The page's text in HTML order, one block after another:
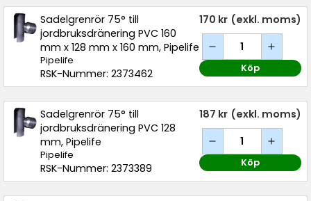
Sadelgrenrör 75° till
jordbruksdränering PVC 160
mm x 128 mm x 160 mm, Pipelife
Pipelife
RSK-Nummer: 2373462
170 kr (exkl. moms)
Köp
Sadelgrenrör 75° till
jordbruksdränering PVC 128
mm, Pipelife
Pipelife
RSK-Nummer: 2373389
187 kr (exkl. moms)
Köp